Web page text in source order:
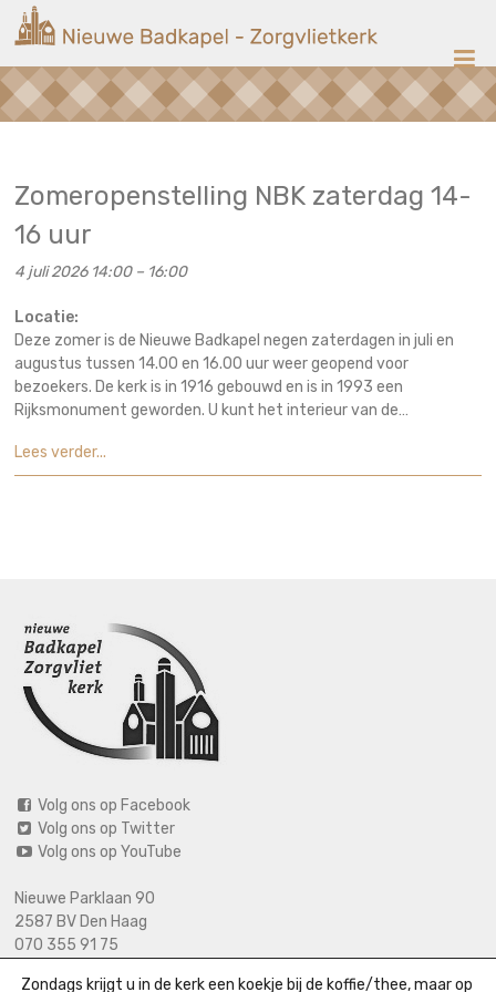
naar
inhoud
Nieuwe
Badkapel
Kerk
Zomeropenstelling NBK zaterdag 14-
16 uur
4 juli 2026 14:00– 16:00
Locatie:
Deze zomer is de Nieuwe Badkapel negen zaterdagen in juli en
augustus tussen 14.00 en 16.00 uur weer geopend voor
bezoekers. De kerk is in 1916 gebouwd en is in 1993 een
Rijksmonument geworden. U kunt het interieur van de…
Lees verder...
Volg ons op Facebook
Volg ons op Twitter
Volg ons op YouTube
Nieuwe Parklaan 90
2587 BV Den Haag
070 355 91 75
06 2125 2720 (bij calamiteiten)
Zondags krijgt u in de kerk een koekje bij de koffie/thee, maar op